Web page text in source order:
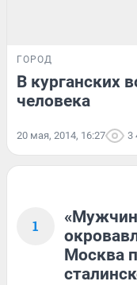
ГОРОД
В курганских
человека
20 мая, 2014, 16:27 3
1
Москва